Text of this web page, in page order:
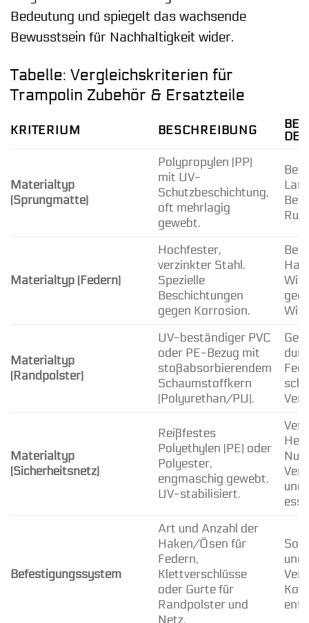
Bedeutung und spiegelt das wachsende
Bewusstsein für Nachhaltigkeit wider.
Tabelle: Vergleichskriterien für
Trampolin Zubehör & Ersatzteile
KRITERIUM BESCHREIBUNG
Materialtyp
(Sprungmatte)
Polypropylen (PP)
mit UV-
Schutzbeschichtung,
oft mehrlagig
gewebt.
Materialtyp (Federn)
Hochfester,
verzinkter Stahl.
Spezielle
Beschichtungen
gegen Korrosion.
Materialtyp
(Randpolster)
UV-beständiger PVC
oder PE-Bezug mit
stoßabsorbierendem
Schaumstoffkern
(Polyurethan/PU).
Materialtyp
(Sicherheitsnetz)
Reißfestes
Polyethylen (PE) oder
Polyester,
engmaschig gewebt.
UV-stabilisiert.
und
Befestigungssystem
Art und Anzahl der
Haken/Ösen für
Federn,
Klettverschlüsse
oder Gurte für
Randpolster und
Netz.
und